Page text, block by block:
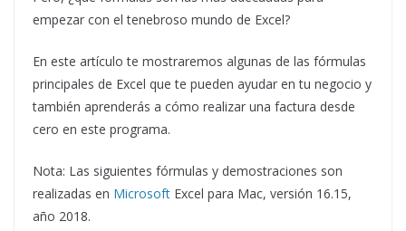
empezar con el tenebroso mundo de Excel?
En este artículo te mostraremos algunas de las fórmulas
principales de Excel que te pueden ayudar en tu negocio y
también aprenderás a cómo realizar una factura desde
cero en este programa.
Nota: Las siguientes fórmulas y demostraciones son
realizadas en Microsoft Excel para Mac, versión 16.15,
año 2018.